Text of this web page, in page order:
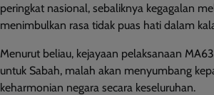
peringkat nasional, sebaliknya kegagalan
menimbulkan rasa tidak puas hati dalam
Menurut beliau, kejayaan pelaksanaan
untuk Sabah, malah akan menyumbang
keharmonian negara secara keseluruhan.